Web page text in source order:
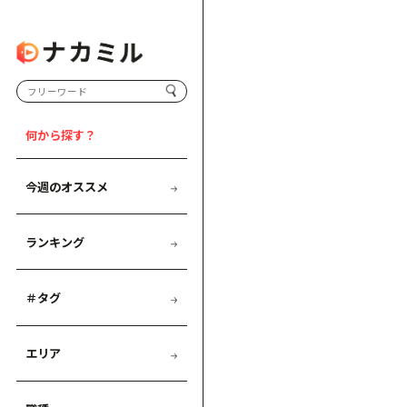
何から探す？
今週のオススメ
ランキング
＃タグ
エリア